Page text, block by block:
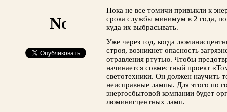
Пока не все томичи привыкли к
срока службы минимум в 2 года,
куда их выбрасывать.
Уже через год, когда
строя, возникнет опасность
отравления ртутью. Чтобы
начинается совместный проект
светотехники. Он должен научить
неисправные лампы. Для этого по
энергосбытовой компании будет
люминисцентных ламп.